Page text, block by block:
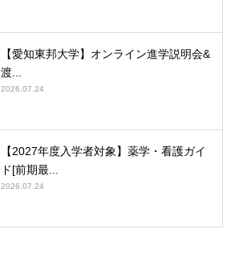
【愛知東邦大学】オンライン進学説明会&
渡...
2026.07.24
【2027年度入学者対象】薬学・看護ガイ
ド[前期最...
2026.07.24